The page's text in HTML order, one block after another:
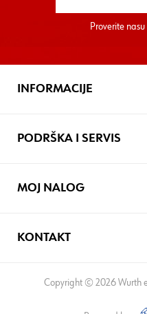
Proverite nasu
INFORMACIJE
PODRŠKA I SERVIS
MOJ NALOG
KONTAKT
Copyright © 2026 Wurth